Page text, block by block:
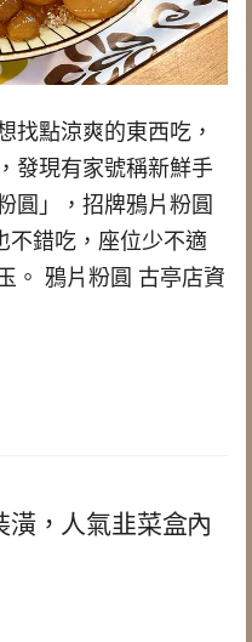
找點涼爽的東西吃，
發現有家號稱新鮮手
圓」，招牌鴉片粉圓
不錯吃，座位少不適
。 鴉片粉圓 古亭店資
潢，人氣韭菜盒內